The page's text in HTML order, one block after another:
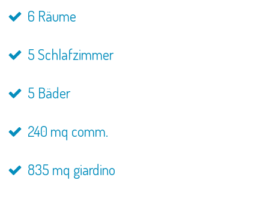
6 Räume
5 Schlafzimmer
5 Bäder
240 mq comm.
835 mq giardino